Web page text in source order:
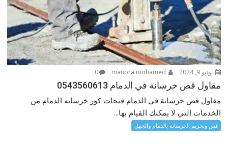
يونيو 9, 2024 0
مقاول قص خرسانة في الدمام 0543560613
مقاول قص خرسانة في الدمام فتحات كور خرسانه الدمام من
الخدمات التي لا يمكنك القيام بها...
قص وتخريم الخرسانة بالدمام والجبيل